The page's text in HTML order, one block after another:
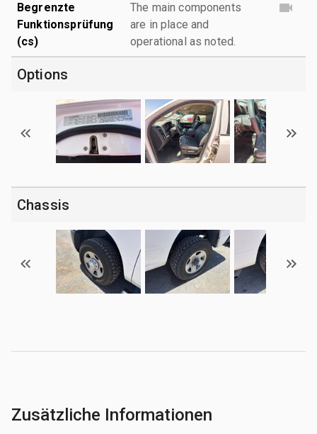
Begrenzte
Funktionsprüfung
(cs)
The main components
are in place and
operational as noted.
Options
Chassis
Zusätzliche Informationen